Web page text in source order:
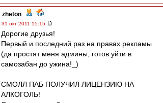
zheton -
31 окт 2011 15:15
Дорогие друзья!
Первый и последний раз на правах рекламы
(да простят меня админы, готов уйти в
самозабан до ужина!_)
СМОЛЛ ПАБ ПОЛУЧИЛ ЛИЦЕНЗИЮ НА
АЛКОГОЛЬ!